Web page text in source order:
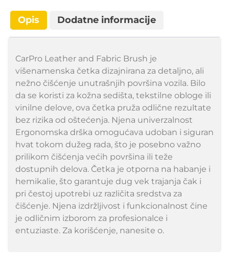
Opis Dodatne informacije
CarPro Leather and Fabric Brush je
višenamenska četka dizajnirana za detaljno, ali
nežno čišćenje unutrašnjih površina vozila. Bilo
da se koristi za kožna sedišta, tekstilne obloge ili
vinilne delove, ova četka pruža odlične rezultate
bez rizika od oštećenja. Njena univerzalnost
Ergonomska drška omogućava udoban i siguran
hvat tokom dužeg rada, što je posebno važno
prilikom čišćenja većih površina ili teže
dostupnih delova. Četka je otporna na habanje i
hemikalie, što garantuje dug vek trajanja čak i
pri čestoj upotrebi uz različita sredstva za
čišćenje. Njena izdržljivost i funkcionalnost čine
je odličnim izborom za profesionalce i
entuziaste. Za korišćenje, nanesite o.